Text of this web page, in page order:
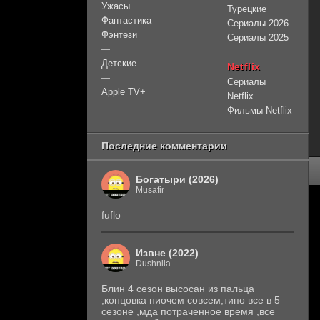
Ужасы
Фантастика
Фэнтези
—
Детские
—
Apple TV+
Турецкие
Сериалы 2026
Сериалы 2025
Netflix
Сериалы
Netflix
Фильмы Netflix
Последние комментарии
Богатыри (2026)
Musafir
fuflo
Извне (2022)
Dushnila
Блин 4 сезон высосан из пальца
,концовка ниочем совсем,типо все в 5
сезоне ,мда потраченное время ,все